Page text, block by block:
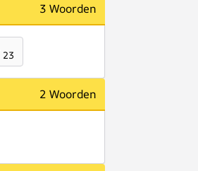
3 Woorden
23
2 Woorden